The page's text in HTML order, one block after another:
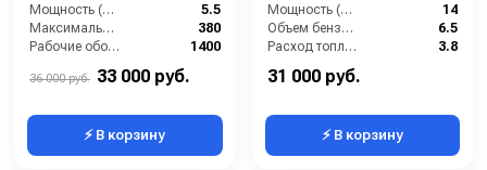
Мощность (л/с):
5.5
Максимальное напряжение (В):
380
Рабочие обороты вала (об/мин):
1400
36 000 руб. 33 000 руб.
⚡ В корзину
Мощность (л/с):
14
Объем бензобака (л):
6.5
Расход топлива (л/ч):
3.8
31 000 руб.
⚡ В корзину